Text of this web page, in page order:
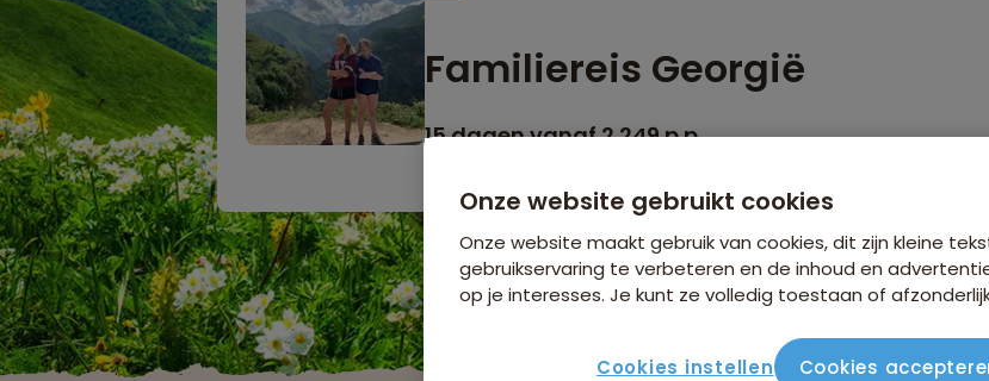
Familiereis Georgië
15 dagen vanaf 2.249 p.p.
Onze website gebruikt cookies
Onze website maakt gebruik van cookies, dit zijn kleine
gebruikservaring te verbeteren en de inhoud en
op je interesses. Je kunt ze volledig toestaan of
Cookies instellen Cookies